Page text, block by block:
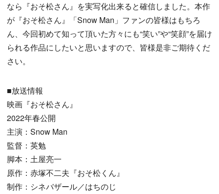
なら『おそ松さん』を実写化出来ると確信しました。本作
が『おそ松さん』「Snow Man」ファンの皆様はもちろ
ん、今回初めて知って頂いた方々にも“笑い”や“笑顔”を届け
られる作品にしたいと思いますので、皆様是非ご期待くだ
さい。
■放送情報
映画『おそ松さん』
2022年春公開
主演：Snow Man
監督：英勉
脚本：土屋亮一
原作：赤塚不二夫『おそ松くん』
制作：シネバザール／はちのじ